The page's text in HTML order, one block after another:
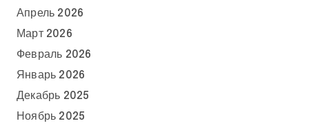
Апрель 2026
Март 2026
Февраль 2026
Январь 2026
Декабрь 2025
Ноябрь 2025